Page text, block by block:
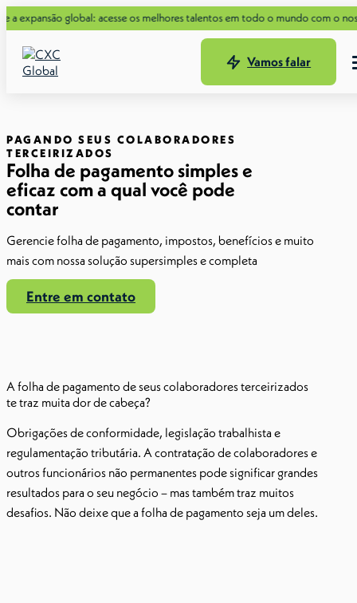
global: acesse os melhores talentos em todo o mundo com o nosso novo
Vamos falar
PAGANDO SEUS COLABORADORES
TERCEIRIZADOS
Folha de pagamento simples e
eficaz com a qual você pode
contar
Gerencie folha de pagamento, impostos, benefícios e muito
mais com nossa solução supersimples e completa
Entre em contato
A folha de pagamento de seus colaboradores terceirizados
te traz muita dor de cabeça?
Obrigações de conformidade, legislação trabalhista e
regulamentação tributária. A contratação de colaboradores e
outros funcionários não permanentes pode significar grandes
resultados para o seu negócio – mas também traz muitos
desafios. Não deixe que a folha de pagamento seja um deles.